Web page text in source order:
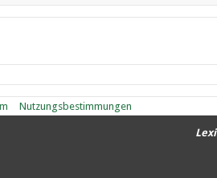
Nutzungsbestimmungen